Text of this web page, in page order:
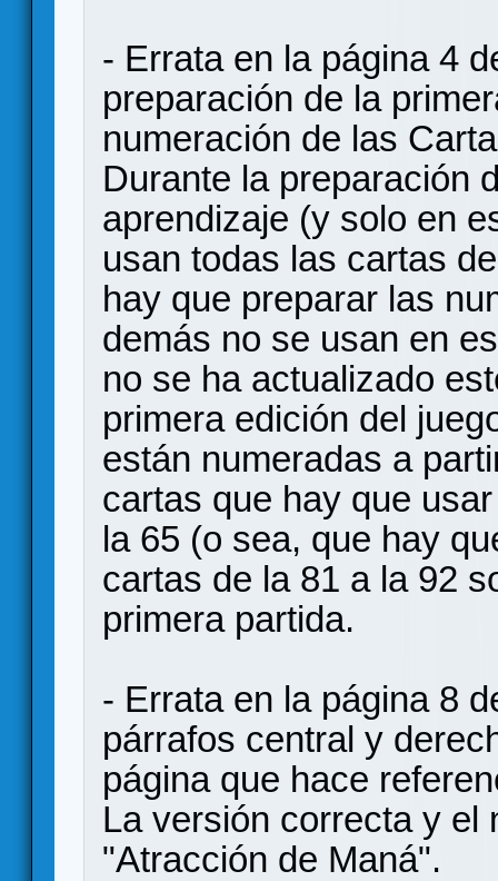
- Errata en la página 4
preparación de la
numeración de las
Durante la preparación
aprendizaje (y solo en
usan todas las cartas
hay que preparar las
demás no se usan en
no se ha actualizado
primera edición del
están numeradas a
cartas que hay que
la 65 (o sea, que hay
cartas de la 81 a la 92
primera partida.
- Errata en la página 8
párrafos central y
página que hace
La versión correcta y el
"Atracción de Maná".